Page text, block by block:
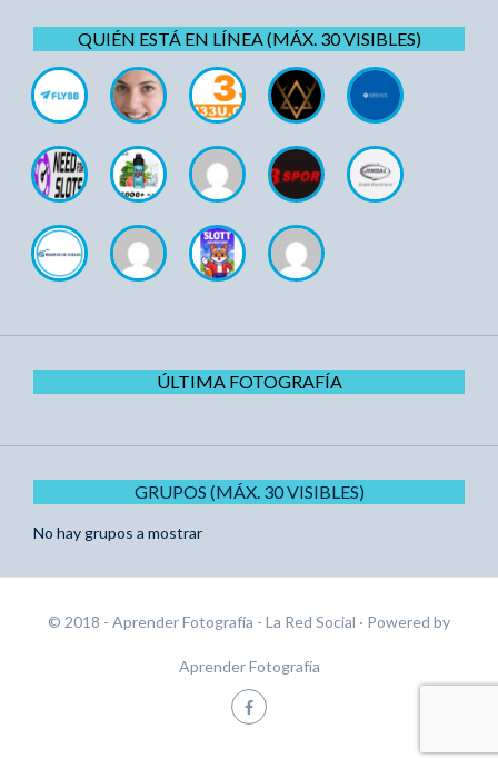
QUIÉN ESTÁ EN LÍNEA (MÁX. 30 VISIBLES)
ÚLTIMA FOTOGRAFÍA
GRUPOS (MÁX. 30 VISIBLES)
No hay grupos a mostrar
© 2018 - Aprender Fotografía - La Red Social · Powered by
Aprender Fotografía